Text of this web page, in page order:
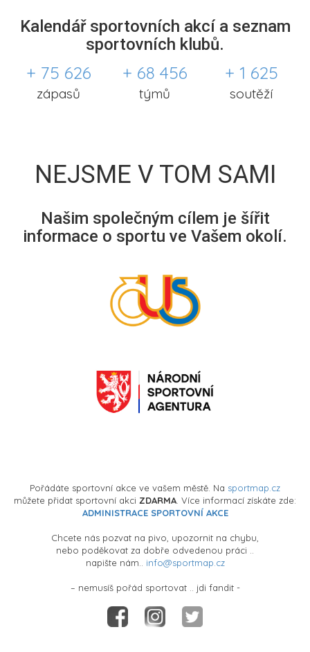
Kalendář sportovních akcí a seznam
sportovních klubů.
+ 75 626
zápasů
+ 68 456
týmů
+ 1 625
soutěží
NEJSME V TOM SAMI
Našim společným cílem je šířit
informace o sportu ve Vašem okolí.
Pořádáte sportovní akce ve vašem městě. Na sportmap.cz
můžete přidat sportovní akci ZDARMA . Více informací získáte zde:
ADMINISTRACE SPORTOVNÍ AKCE
Chcete nás pozvat na pivo, upozornit na chybu,
nebo poděkovat za dobře odvedenou práci ..
napište nám.. info@sportmap.cz
– nemusíš pořád sportovat .. jdi fandit -